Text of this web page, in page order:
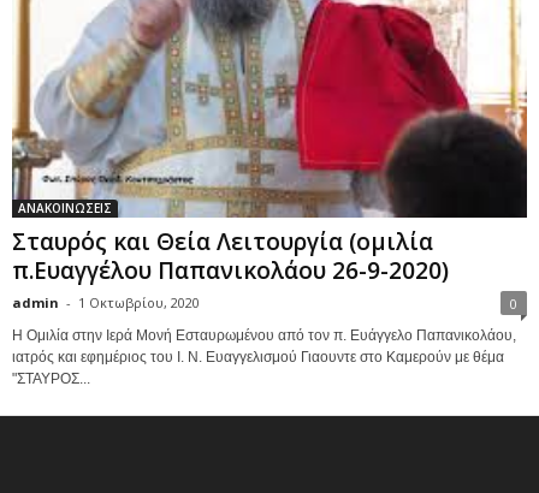
ΑΝΑΚΟΙΝΩΣΕΙΣ
Σταυρός και Θεία Λειτουργία (ομιλία
π.Ευαγγέλου Παπανικολάου 26-9-2020)
admin - 1 Οκτωβρίου, 2020 0
Η Ομιλία στην Ιερά Μονή Εσταυρωμένου από τον π. Ευάγγελο Παπανικολάου,
ιατρός και εφημέριος του Ι. Ν. Ευαγγελισμού Γιαουντε στο Καμερούν με θέμα
"ΣΤΑΥΡΟΣ...